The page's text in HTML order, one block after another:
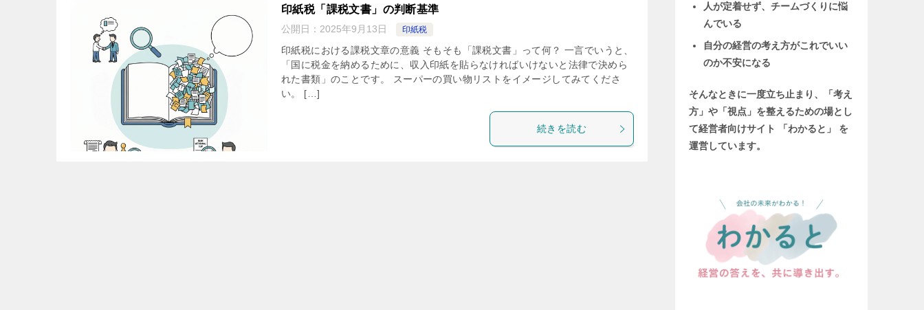
印紙税「課税文書」の判断基準
公開日： 2025年9月13日 印紙税
印紙税における課税文章の意義 そもそも「課税文書」って何？ 一言でいうと、
「国に税金を納めるために、収入印紙を貼らなければいけないと法律で決めら
れた書類」のことです。 スーパーの買い物リストをイメージしてみてくださ
い。 […]
続きを読む
人が定着せず、チームづくりに悩
んでいる
自分の経営の考え方がこれでいい
のか不安になる
そんなときに一度立ち止まり、「考え
方」や「視点」を整えるための場とし
て経営者向けサイト 「わかると」 を
運営しています。